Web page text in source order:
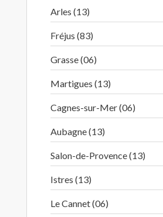
Arles (13)
Fréjus (83)
Grasse (06)
Martigues (13)
Cagnes-sur-Mer (06)
Aubagne (13)
Salon-de-Provence (13)
Istres (13)
Le Cannet (06)